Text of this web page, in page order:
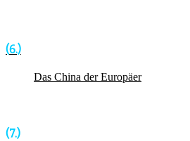
(6.)
Das China der Europäer
(7.)